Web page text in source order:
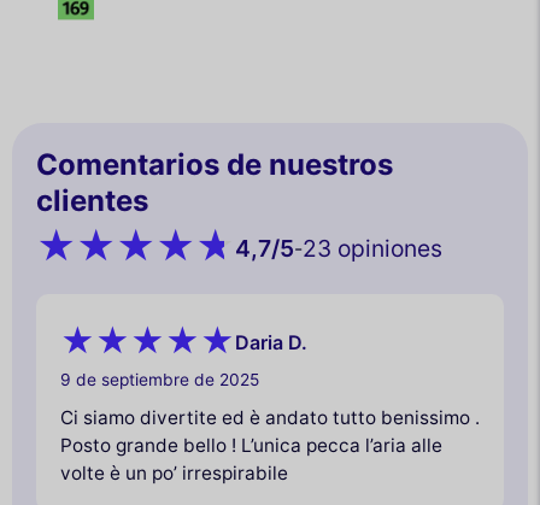
Comentarios de nuestros
clientes
4,7/5-23 opiniones
Daria D.
9 de septiembre de 2025
Ci siamo divertite ed è andato tutto benissimo .
Posto grande bello ! L’unica pecca l’aria alle
volte è un po’ irrespirabile